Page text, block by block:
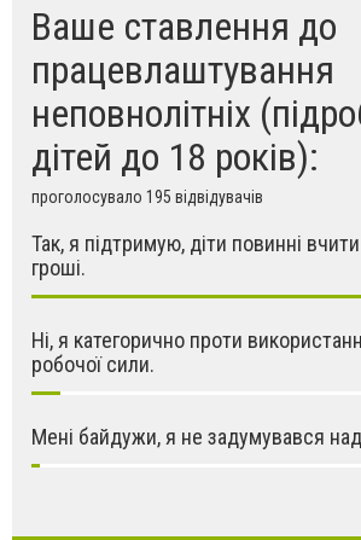
Ваше ставлення до
працевлаштування
неповнолітніх
дітей до 18 років):
проголосувало 195 відвідувачів
Так, я підтримую, діти повинні
гроші.
Ні, я категорично проти
робочої сили.
Мені байдужи, я не задумувався